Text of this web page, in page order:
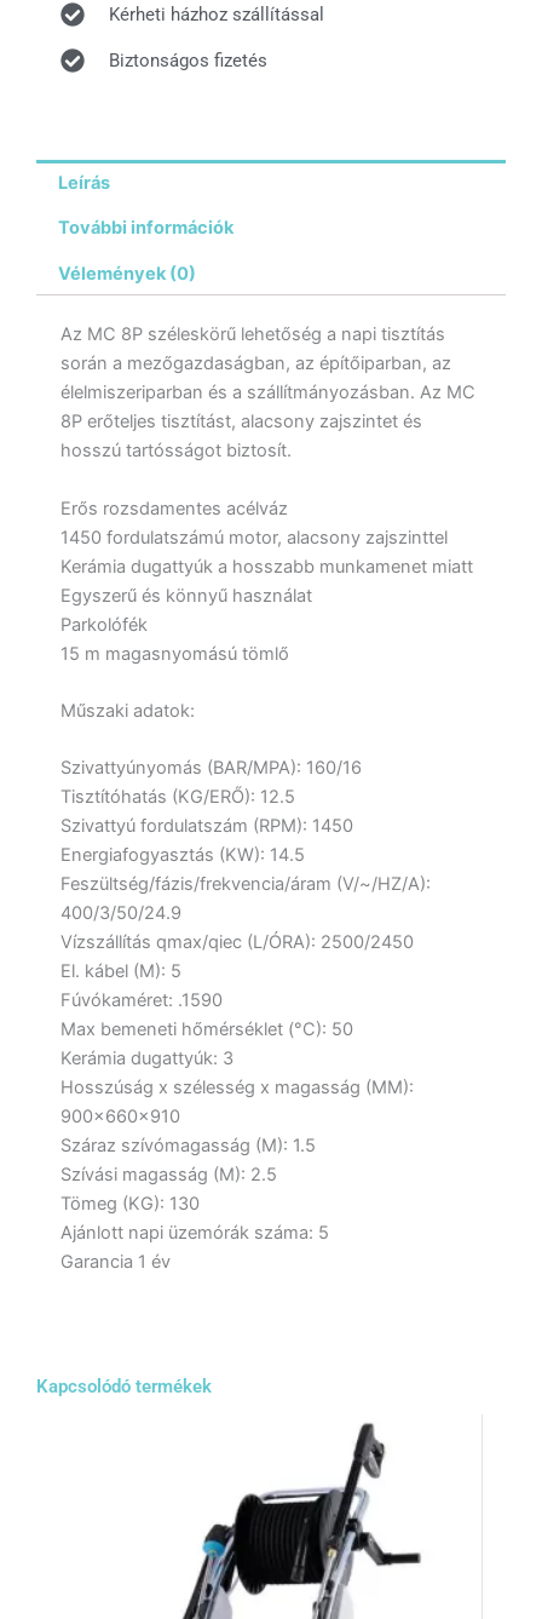
Kérheti házhoz szállítással
Biztonságos fizetés
Leírás
További információk
Vélemények (0)
Az MC 8P széleskörű lehetőség a napi tisztítás
során a mezőgazdaságban, az építőiparban, az
élelmiszeriparban és a szállítmányozásban. Az MC
8P erőteljes tisztítást, alacsony zajszintet és
hosszú tartósságot biztosít.
Erős rozsdamentes acélváz
1450 fordulatszámú motor, alacsony zajszinttel
Kerámia dugattyúk a hosszabb munkamenet miatt
Egyszerű és könnyű használat
Parkolófék
15 m magasnyomású tömlő
Műszaki adatok:
Szivattyúnyomás (BAR/MPA): 160/16
Tisztítóhatás (KG/ERŐ): 12.5
Szivattyú fordulatszám (RPM): 1450
Energiafogyasztás (KW): 14.5
Feszültség/fázis/frekvencia/áram (V/~/HZ/A):
400/3/50/24.9
Vízszállítás qmax/qiec (L/ÓRA): 2500/2450
El. kábel (M): 5
Fúvókaméret: .1590
Max bemeneti hőmérséklet (°C): 50
Kerámia dugattyúk: 3
Hosszúság x szélesség x magasság (MM):
900x660x910
Száraz szívómagasság (M): 1.5
Szívási magasság (M): 2.5
Tömeg (KG): 130
Ajánlott napi üzemórák száma: 5
Garancia 1 év
Kapcsolódó termékek